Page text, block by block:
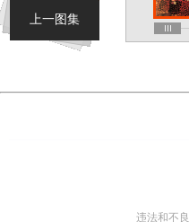
上一图集
违法和不